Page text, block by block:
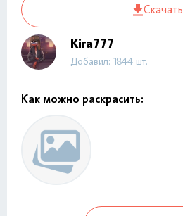
Скачать
Kira777
Добавил: 1844 шт.
Как можно раскрасить: